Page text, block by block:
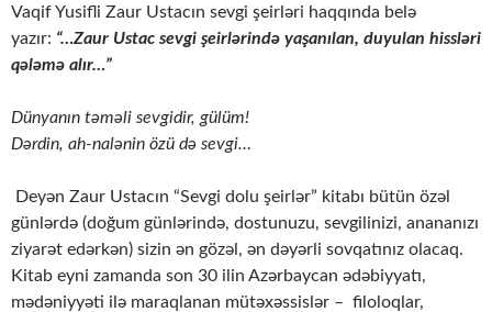
Vaqif Yusifli Zaur Ustacın sevgi şeirləri haqqında belə
yazır: “…Zaur Ustac sevgi şeirlərində yaşanılan, duyulan hissləri
qələmə alır…”
Dünyanın təməli sevgidir, gülüm!
Dərdin, ah-nalənin özü də sevgi…
Deyən Zaur Ustacın “Sevgi dolu şeirlər” kitabı bütün özəl
günlərdə (doğum günlərində, dostunuzu, sevgilinizi, anananızı
ziyarət edərkən) sizin ən gözəl, ən dəyərli sovqatınız olacaq.
Kitab eyni zamanda son 30 ilin Azərbaycan ədəbiyyatı,
mədəniyyəti ilə maraqlanan mütəxəssislər – filoloqlar,